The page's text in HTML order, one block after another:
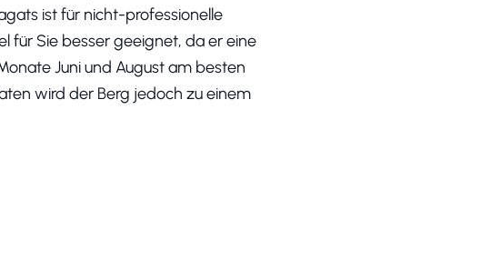
ist für nicht-professionelle
für Sie besser geeignet, da er eine
Juni und August am besten
wird der Berg jedoch zu einem